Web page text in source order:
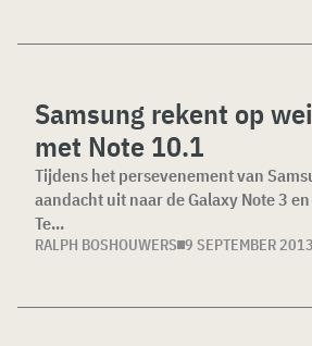
Samsung rekent op
met Note 10.1
Tijdens het persevenement van
aandacht uit naar de Galaxy Note 3
Te...
RALPH BOSHOUWERS 9 SEPTEMBER 2013